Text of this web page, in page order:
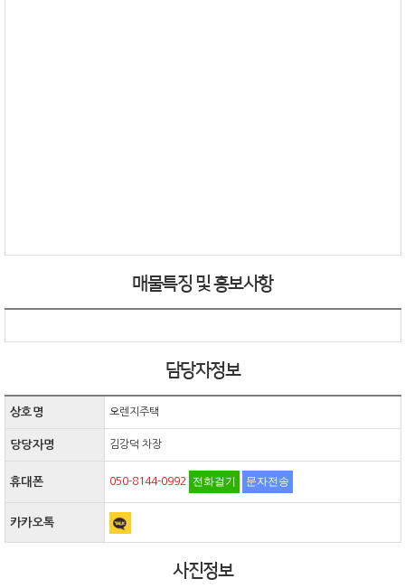
매물특징 및 홍보사항
담당자정보
상호명 오렌지주택
당당자명 김강덕 차장
휴대폰 050-8144-0992 전화걸기 문자전송
카카오톡
사진정보